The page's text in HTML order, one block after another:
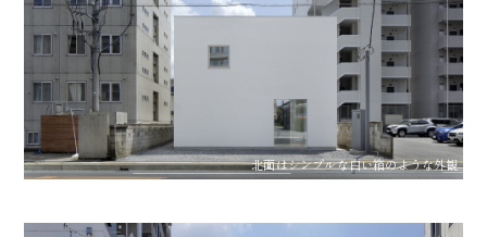
北面はシンプルな白い箱のような外観